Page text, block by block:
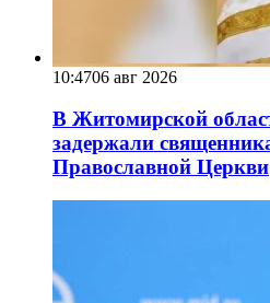
10:4706 авг 2026
В Житомирской
задержали
Православной Церкви